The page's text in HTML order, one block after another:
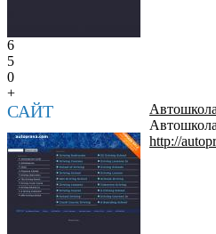
6
5
0
+
САЙТ
http://